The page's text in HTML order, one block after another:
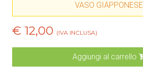
VASO GIAPPONESE
€ 12,00 (IVA INCLUSA)
Aggiungi al carrello